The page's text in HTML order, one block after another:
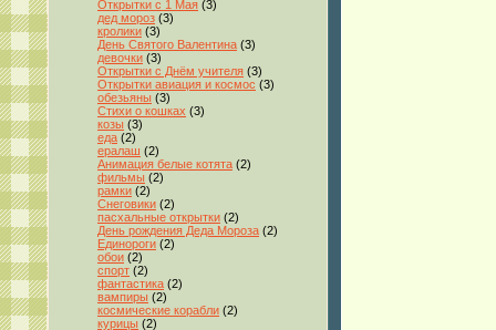
Открытки с 1 Мая (3)
дед мороз (3)
кролики (3)
День Святого Валентина (3)
девочки (3)
Открытки с Днём учителя (3)
Открытки авиация и космос (3)
обезьяны (3)
Стихи о кошках (3)
козы (3)
еда (2)
ералаш (2)
Анимация белые котята (2)
фильмы (2)
рамки (2)
Снеговики (2)
пасхальные открытки (2)
День рождения Деда Мороза (2)
Единороги (2)
обои (2)
спорт (2)
фантастика (2)
вампиры (2)
космические корабли (2)
курицы (2)